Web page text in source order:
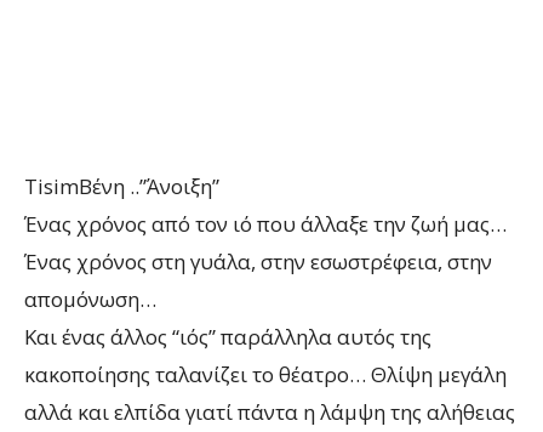
TisimΒένη ..”Άνοιξη”
Ένας χρόνος από τον ιό που άλλαξε την ζωή μας…
Ένας χρόνος στη γυάλα, στην εσωστρέφεια, στην
απομόνωση…
Και ένας άλλος “ιός” παράλληλα αυτός της
κακοποίησης ταλανίζει το θέατρο… Θλίψη μεγάλη
αλλά και ελπίδα γιατί πάντα η λάμψη της αλήθειας